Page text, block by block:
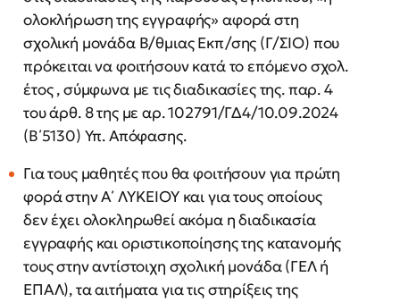
ολοκλήρωση της εγγραφής» αφορά στη
σχολική μονάδα Β/θμιας Εκπ/σης (Γ/ΣΙΟ) που
πρόκειται να φοιτήσουν κατά το επόμενο σχολ.
έτος , σύμφωνα με τις διαδικασίες της. παρ. 4
του άρθ. 8 της με αρ. 102791/ΓΔ4/10.09.2024
(Β΄5130) Υπ. Απόφασης.
Για τους μαθητές που θα φοιτήσουν για πρώτη
φορά στην Α΄ ΛΥΚΕΙΟΥ και για τους οποίους
δεν έχει ολοκληρωθεί ακόμα η διαδικασία
εγγραφής και οριστικοποίησης της κατανομής
τους στην αντίστοιχη σχολική μονάδα (ΓΕΛ ή
ΕΠΑΛ), τα αιτήματα για τις στηρίξεις της